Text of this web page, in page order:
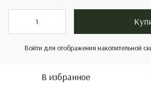
Войти для отображения накопительной
В избранное